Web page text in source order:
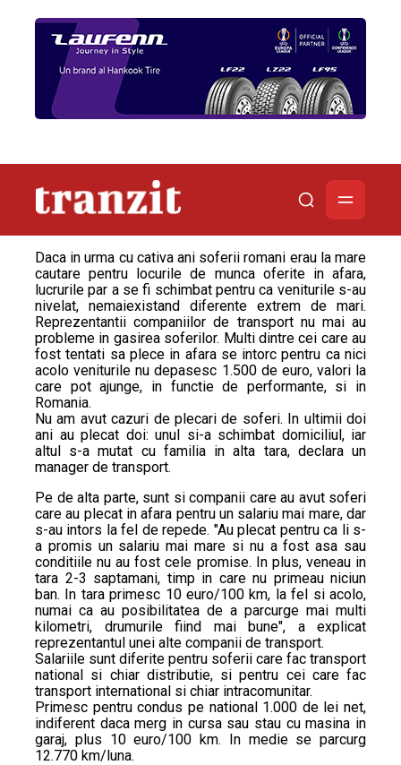
Daca in urma cu cativa ani soferii romani erau la mare
cautare pentru locurile de munca oferite in afara,
lucrurile par a se fi schimbat pentru ca veniturile s-au
nivelat, nemaiexistand diferente extrem de mari.
Reprezentantii companiilor de transport nu mai au
probleme in gasirea soferilor. Multi dintre cei care au
fost tentati sa plece in afara se intorc pentru ca nici
acolo veniturile nu depasesc 1.500 de euro, valori la
care pot ajunge, in functie de performante, si in
Romania.
Nu am avut cazuri de plecari de soferi. In ultimii doi
ani au plecat doi: unul si-a schimbat domiciliul, iar
altul s-a mutat cu familia in alta tara, declara un
manager de transport.
Pe de alta parte, sunt si companii care au avut soferi
care au plecat in afara pentru un salariu mai mare, dar
s-au intors la fel de repede. "Au plecat pentru ca li s-
a promis un salariu mai mare si nu a fost asa sau
conditiile nu au fost cele promise. In plus, veneau in
tara 2-3 saptamani, timp in care nu primeau niciun
ban. In tara primesc 10 euro/100 km, la fel si acolo,
numai ca au posibilitatea de a parcurge mai multi
kilometri, drumurile fiind mai bune", a explicat
reprezentantul unei alte companii de transport.
Salariile sunt diferite pentru soferii care fac transport
national si chiar distributie, si pentru cei care fac
transport international si chiar intracomunitar.
Primesc pentru condus pe national 1.000 de lei net,
indiferent daca merg in cursa sau stau cu masina in
garaj, plus 10 euro/100 km. In medie se parcurg
12.770 km/luna.